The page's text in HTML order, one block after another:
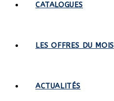
CATALOGUES
LES OFFRES DU MOIS
ACTUALITÉS